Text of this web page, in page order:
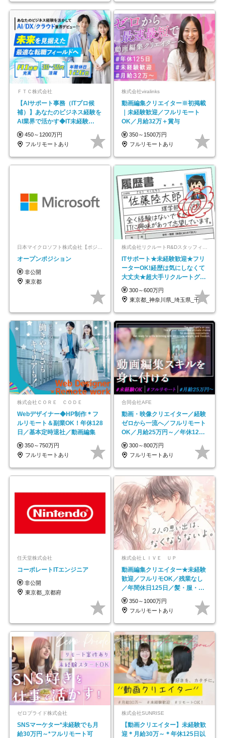
ＦＴＣ株式会社
【AIサポート事務（ITプロ候
補）】あなたのビジネス経験を
AI業界で活かす◆IT未経験
OK◆目指せるコンサル
450～1200万円
フルリモートあり
株式会社viralinks
動画編集クリエイター※初掲載
｜未経験歓迎／フルリモート
OK／月給32万＋賞与
350～1500万円
フルリモートあり
オープンポジション
非公開
東京都
ITサポート★未経験歓迎★フリ
ーターOK!経歴は気にしなくて
大丈夫★超大手リクルートグル
ープの正社員/sg
300～600万円
東京都_神奈川県_埼玉県_千葉県_大阪府…
株式会社ＣＯＲＥ ＣＯＤＥ
Webデザイナー◆HP制作＊フ
ルリモート＆副業OK！年休128
日／基本定時退社／動画編集
350～750万円
フルリモートあり
合同会社AFE
動画・映像クリエイター／経験
ゼロから一流へ／フルリモート
OK／月給25万円～／年休125
日以上
300～800万円
フルリモートあり
任天堂株式会社
コーポレートITエンジニア
非公開
東京都_京都府
株式会社ＬＩＶＥ ＵＰ
動画編集クリエイター★未経験
歓迎／フルリモOK／残業なし
／年間休日125日／髪・服・ネ
イル自由／研修充実で安心
350～1000万円
フルリモートあり
ゼロプライド株式会社
SNSマーケター*未経験でも月
給30万円～*フルリモート可
株式会社SUNRISE
【動画クリエイター】未経験歓
迎＊月給30万～＊年休125日以